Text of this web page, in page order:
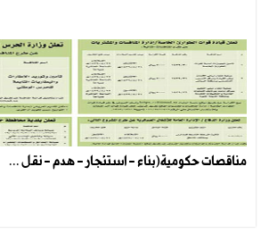
مناقصات حكومية(بناء - استئجار - هدم - نقل ...